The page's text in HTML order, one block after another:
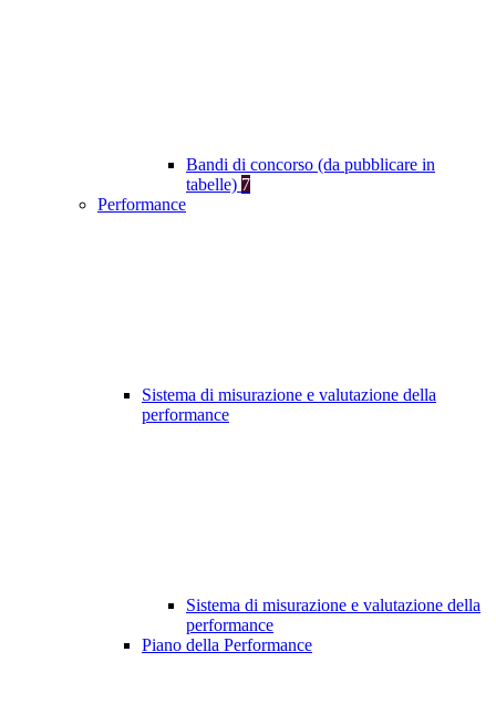
Bandi di concorso (da pubblicare in
tabelle) 7
Performance
Sistema di misurazione e valutazione della
performance
Sistema di misurazione e valutazione della
performance
Piano della Performance